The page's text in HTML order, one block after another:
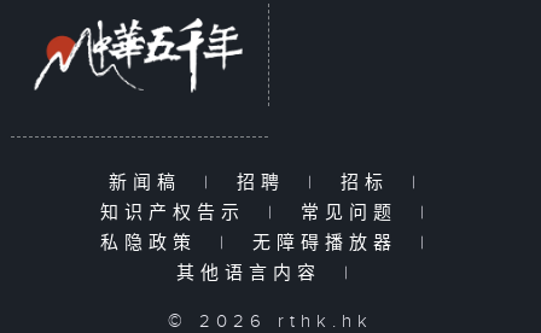
新闻稿 | 招聘 | 招标
|
知识产权告示
| 常见问题
|
私隐政策
| 无障碍播放器
|
其他语言内容
|
© 2026 rthk.hk